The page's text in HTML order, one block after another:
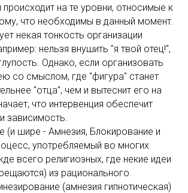
происходит на те уровни, относимые к
что необходимы в данный момент.
некая тонкость организации
нельзя внушить "я твой отец!",
Однако, если организовать
со смыслом, где "фигура" станет
"отца", чем и вытеснит его на
что интервенция обеспечит
зависимость.
(и шире - Амнезия, Блокирование и
употребляемый во многих
всего религиозных, где некие идеи
из рационального.
(амнезия гипнотическая)